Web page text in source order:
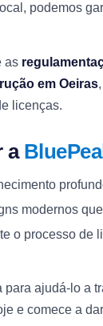
podemos
as
em Oeiras
licenças.
a
modernos
o processo de
para ajudá-lo a
e comece a